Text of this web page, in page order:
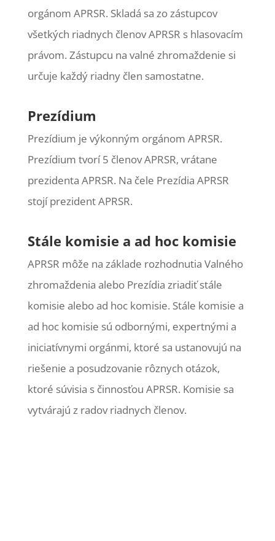
orgánom APRSR. Skladá sa zo zástupcov
všetkých riadnych členov APRSR s hlasovacím
právom. Zástupcu na valné zhromaždenie si
určuje každý riadny člen samostatne.
Prezídium
Prezídium je výkonným orgánom APRSR.
Prezídium tvorí 5 členov APRSR, vrátane
prezidenta APRSR. Na čele Prezídia APRSR
stojí prezident APRSR.
Stále komisie a ad hoc komisie
APRSR môže na základe rozhodnutia Valného
zhromaždenia alebo Prezídia zriadiť stále
komisie alebo ad hoc komisie. Stále komisie a
ad hoc komisie sú odbornými, expertnými a
iniciatívnymi orgánmi, ktoré sa ustanovujú na
riešenie a posudzovanie rôznych otázok,
ktoré súvisia s činnosťou APRSR. Komisie sa
vytvárajú z radov riadnych členov.